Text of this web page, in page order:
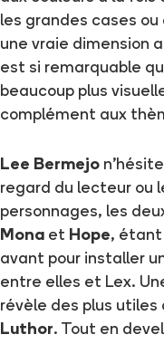
les grandes cases
une vraie dimension
est si remarquable
beaucoup plus
complément aux
Lee Bermejo
regard du lecteur ou
personnages, les
Mona et Hope, étant
avant pour installer
entre elles et Lex.
révèle des plus
Luthor. Tout en